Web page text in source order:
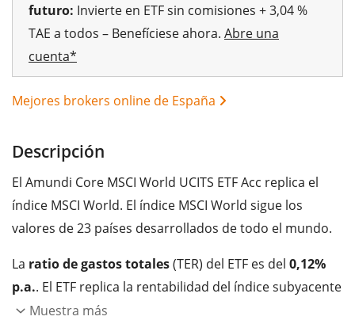
futuro: Invierte en ETF sin comisiones + 3,04 %
TAE a todos – Benefíciese ahora. Abre una
cuenta*
Mejores brokers online de España
Descripción
El Amundi Core MSCI World UCITS ETF Acc replica el
índice MSCI World. El índice MSCI World sigue los
valores de 23 países desarrollados de todo el mundo.
La ratio de gastos totales(TER) del ETF es del 0,12%
p.a.. El ETF replica la rentabilidad del índice subyacente
comprando todos los componentes del índice (réplica
Muestra más